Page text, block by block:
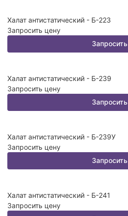
Халат антистатический - Б-223
Запросить цену
Запросить
Халат антистатический - Б-239
Запросить цену
Запросить
Халат антистатический - Б-239У
Запросить цену
Запросить
Халат антистатический - Б-241
Запросить цену